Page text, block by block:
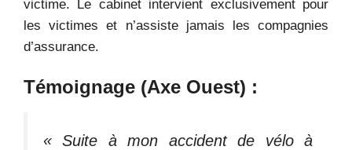
victime. Le cabinet intervient exclusivement pour
les victimes et n’assiste jamais les compagnies
d’assurance.
Témoignage (Axe Ouest) :
« Suite à mon accident de vélo à